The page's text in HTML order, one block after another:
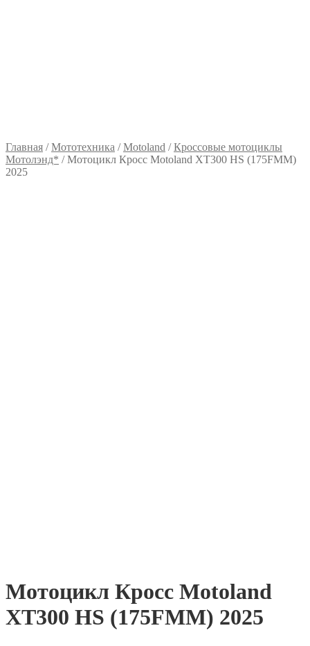
Главная /Мототехника /Motoland /Кроссовые мотоциклы
Мотолэнд* /Мотоцикл Кросс Motoland XT300 HS (175FMM)
2025
Мотоцикл Кросс Motoland
XT300 HS (175FMM) 2025